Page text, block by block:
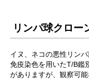
リンパ球クロー
イヌ、ネコの悪性リン
免疫染色を用いたT/B鑑
がありますが、観察可